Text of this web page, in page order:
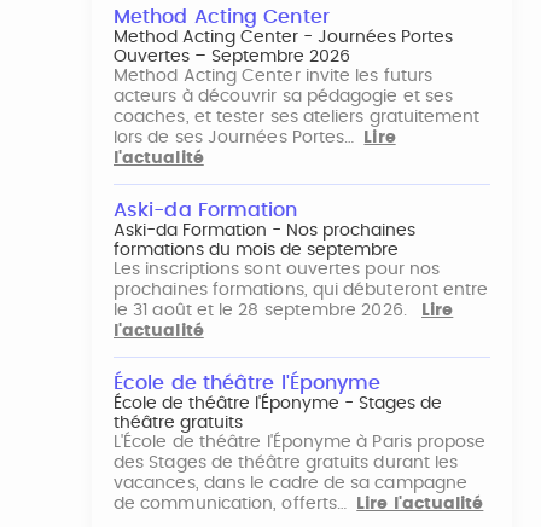
Method Acting Center
Method Acting Center - Journées Portes
Ouvertes – Septembre 2026
Method Acting Center invite les futurs
acteurs à découvrir sa pédagogie et ses
coaches, et tester ses ateliers gratuitement
lors de ses Journées Portes…
Lire
l'actualité
Aski-da Formation
Aski-da Formation - Nos prochaines
formations du mois de septembre
Les inscriptions sont ouvertes pour nos
prochaines formations, qui débuteront entre
le 31 août et le 28 septembre 2026.
Lire
l'actualité
École de théâtre l'Éponyme
École de théâtre l'Éponyme - Stages de
théâtre gratuits
L'École de théâtre l'Éponyme à Paris propose
des Stages de théâtre gratuits durant les
vacances, dans le cadre de sa campagne
de communication, offerts…
Lire l'actualité